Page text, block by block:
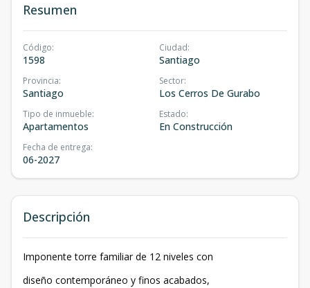
Resumen
Código:
1598
Ciudad:
Santiago
Provincia:
Santiago
Sector:
Los Cerros De Gurabo
Tipo de inmueble:
Apartamentos
Estado:
En Construcción
Fecha de entrega:
06-2027
Descripción
Imponente torre familiar de 12 niveles con
diseño contemporáneo y finos acabados,